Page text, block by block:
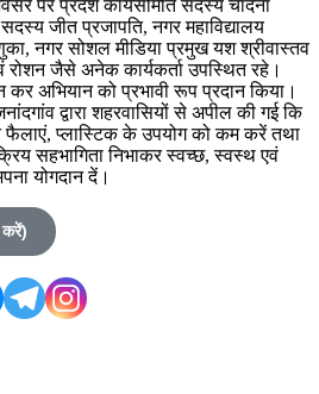
पर प्रदेश कार्यसमिति सदस्य चांदना
जीत प्रजापति, नगर महाविद्यालय
नगर सोशल मीडिया प्रमुख यश श्रीवास्तव
जैसे अनेक कार्यकर्ता उपस्थित रहे।
अभियान को प्रभावी रूप प्रदान किया।
द्वारा शहरवासियों से अपील की गई कि
फैलाएं, प्लास्टिक के उपयोग को कम करें तथा
सहभागिता निभाकर स्वच्छ, स्वस्थ एवं
योगदान दें।